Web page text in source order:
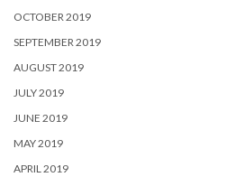
OCTOBER 2019
SEPTEMBER 2019
AUGUST 2019
JULY 2019
JUNE 2019
MAY 2019
APRIL 2019